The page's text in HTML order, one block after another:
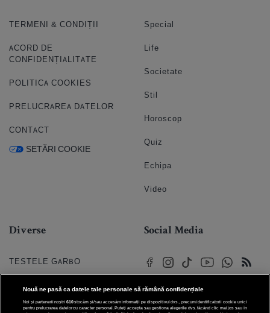
TERMENI & CONDIȚII
ACORD DE
CONFIDENȚIALITATE
POLITICA COOKIES
PRELUCRAREA DATELOR
CONTACT
SETĂRI COOKIE
Special
Life
Societate
Stil
Horoscop
Quiz
Echipa
Video
Diverse
TESTELE GARBO
HOROSCOP
HOROSCOPUL IUBIRII
Social Media
Nouă ne pasă ca datele tale personale să rămână confidențiale
Noi și partenerii noștri 610stocăm și/sau accesăm informații pe dispozitivul dvs., precum identificatorii cookie unici
pentru prelucrarea datelor cu caracter personal. Puteți accepta sau gestiona alegerile dvs. făcând clic mai jos sau în